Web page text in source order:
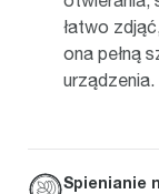
łatwo
ona pełną
urządzenia.
Spienianie